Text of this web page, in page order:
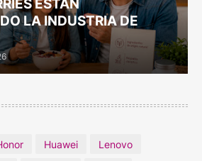
ESTÁN
LA INDUSTRIA DE
Huawei
Lenovo